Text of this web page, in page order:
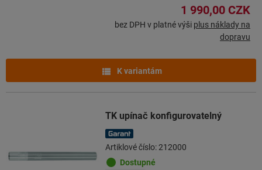
1 990,00 CZK
bez DPH v platné výši plus náklady na
dopravu
K variantám
TK upínač konfigurovatelný
Artiklové číslo: 212000
Dostupné